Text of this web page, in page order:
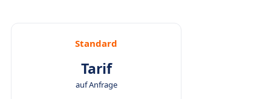
Standard
Tarif
auf Anfrage